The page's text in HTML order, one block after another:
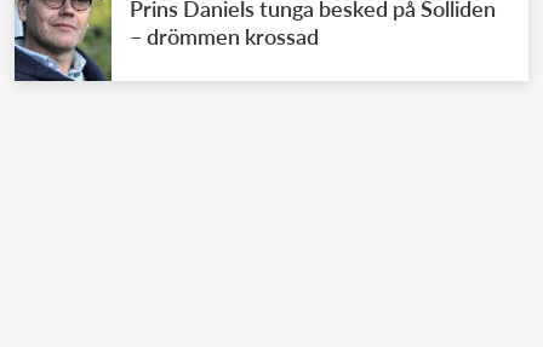
Prins Daniels tunga besked på Solliden
– drömmen krossad